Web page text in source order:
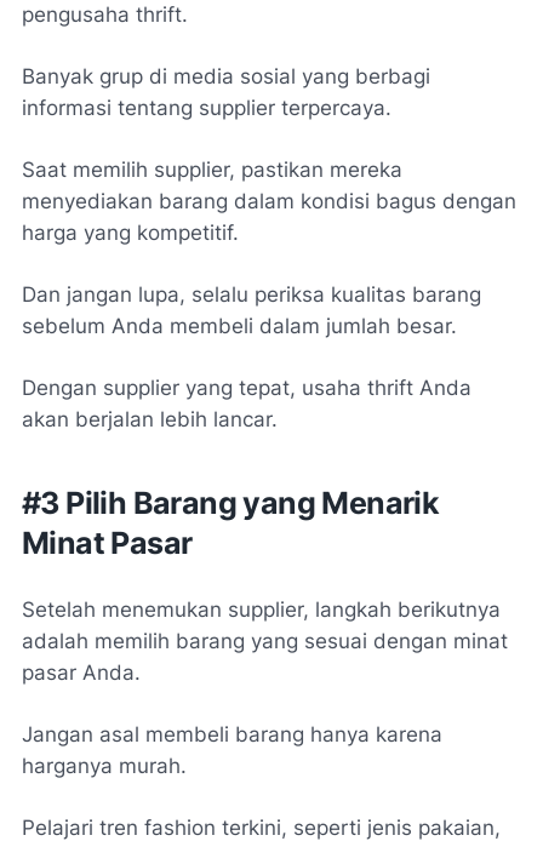
pengusaha thrift.
Banyak grup di media sosial yang berbagi
informasi tentang supplier terpercaya.
Saat memilih supplier, pastikan mereka
menyediakan barang dalam kondisi bagus dengan
harga yang kompetitif.
Dan jangan lupa, selalu periksa kualitas barang
sebelum Anda membeli dalam jumlah besar.
Dengan supplier yang tepat, usaha thrift Anda
akan berjalan lebih lancar.
#3 Pilih Barang yang Menarik
Minat Pasar
Setelah menemukan supplier, langkah berikutnya
adalah memilih barang yang sesuai dengan minat
pasar Anda.
Jangan asal membeli barang hanya karena
harganya murah.
Pelajari tren fashion terkini, seperti jenis pakaian,